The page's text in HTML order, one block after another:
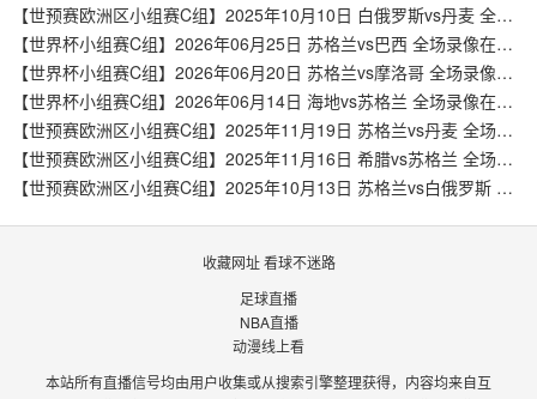
【世预赛欧洲区小组赛C组】2025年10月10日 白俄罗斯vs丹麦 全场录像在线回放
【世界杯小组赛C组】2026年06月25日 苏格兰vs巴西 全场录像在线回放
【世界杯小组赛C组】2026年06月20日 苏格兰vs摩洛哥 全场录像在线回放
【世界杯小组赛C组】2026年06月14日 海地vs苏格兰 全场录像在线回放
【世预赛欧洲区小组赛C组】2025年11月19日 苏格兰vs丹麦 全场录像在线回放
【世预赛欧洲区小组赛C组】2025年11月16日 希腊vs苏格兰 全场录像在线回放
【世预赛欧洲区小组赛C组】2025年10月13日 苏格兰vs白俄罗斯 全场录像在线回放
收藏网址 看球不迷路
足球直播
NBA直播
动漫线上看
本站所有直播信号均由用户收集或从搜索引擎整理获得，内容均来自互